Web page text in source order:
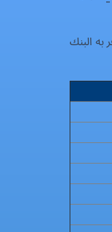
البنك